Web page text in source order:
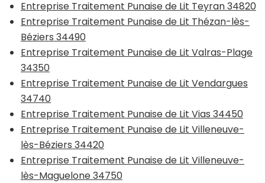
Entreprise Traitement Punaise de Lit Teyran 34820
Entreprise Traitement Punaise de Lit Thézan-lès-
Béziers 34490
Entreprise Traitement Punaise de Lit Valras-Plage
34350
Entreprise Traitement Punaise de Lit Vendargues
34740
Entreprise Traitement Punaise de Lit Vias 34450
Entreprise Traitement Punaise de Lit Villeneuve-
lès-Béziers 34420
Entreprise Traitement Punaise de Lit Villeneuve-
lès-Maguelone 34750